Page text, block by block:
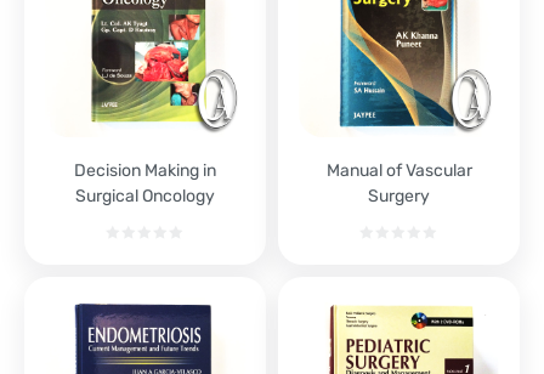
Decision Making in
Surgical Oncology
Manual of Vascular
Surgery